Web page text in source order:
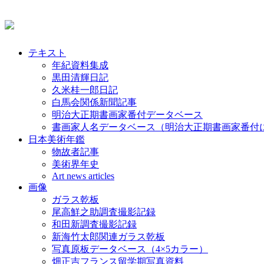
テキスト
年紀資料集成
黒田清輝日記
久米桂一郎日記
白馬会関係新聞記事
明治大正期書画家番付データベース
書画家人名データベース（明治大正期書画家番付
日本美術年鑑
物故者記事
美術界年史
Art news articles
画像
ガラス乾板
尾高鮮之助調査撮影記録
和田新調査撮影記録
新海竹太郎関連ガラス乾板
写真原板データベース（4×5カラー）
畑正吉フランス留学期写真資料